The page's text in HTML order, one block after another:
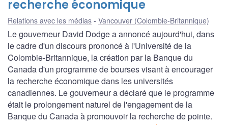
recherche économique
Relations avec les médias Vancouver (Colombie-Britannique)
Le gouverneur David Dodge a annoncé aujourd'hui, dans
le cadre d'un discours prononcé à l'Université de la
Colombie-Britannique, la création par la Banque du
Canada d'un programme de bourses visant à encourager
la recherche économique dans les universités
canadiennes. Le gouverneur a déclaré que le programme
était le prolongement naturel de l'engagement de la
Banque du Canada à promouvoir la recherche de pointe.